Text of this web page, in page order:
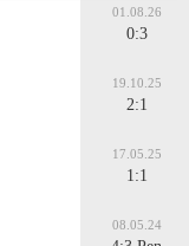
01.08.26
0:3
19.10.25
2:1
17.05.25
1:1
08.05.24